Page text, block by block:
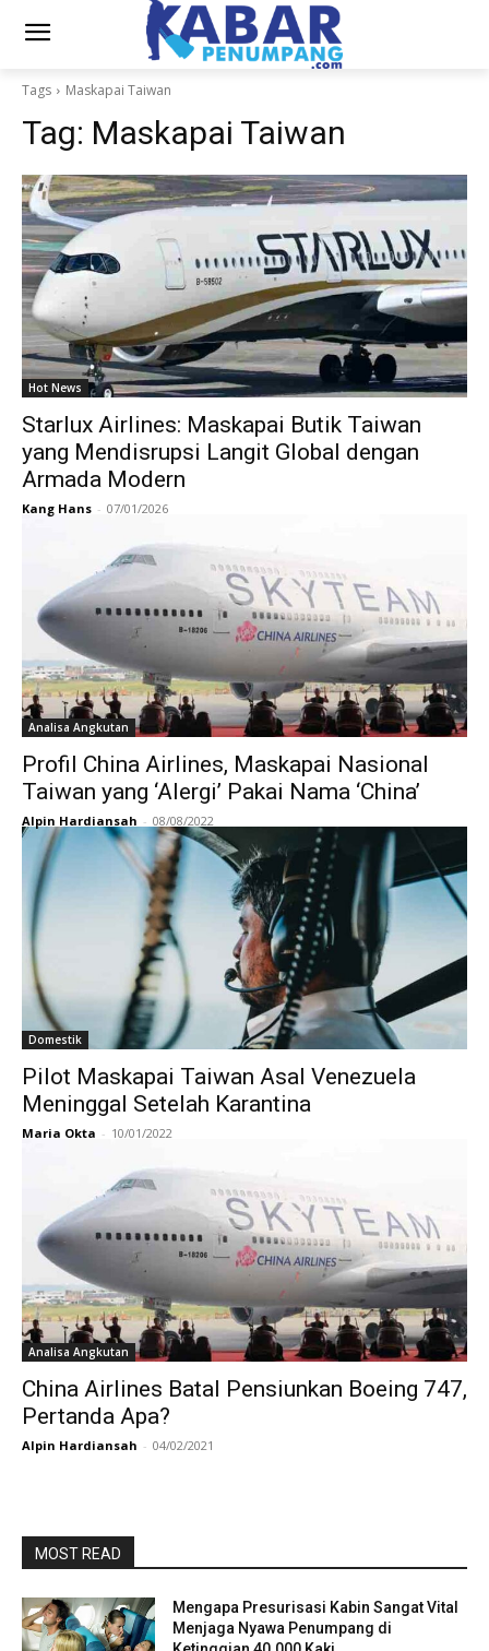
Tags Maskapai Taiwan
Tag: Maskapai Taiwan
Hot News
Starlux Airlines: Maskapai Butik Taiwan
yang Mendisrupsi Langit Global dengan
Armada Modern
Kang Hans - 07/01/2026
Analisa Angkutan
Profil China Airlines, Maskapai Nasional
Taiwan yang ‘Alergi’ Pakai Nama ‘China’
Alpin Hardiansah - 08/08/2022
Domestik
Pilot Maskapai Taiwan Asal Venezuela
Meninggal Setelah Karantina
Maria Okta - 10/01/2022
Analisa Angkutan
China Airlines Batal Pensiunkan Boeing 747,
Pertanda Apa?
Alpin Hardiansah - 04/02/2021
MOST READ
Mengapa Presurisasi Kabin Sangat Vital
Menjaga Nyawa Penumpang di